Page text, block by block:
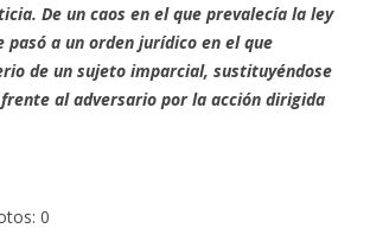
De un caos en el que prevalecía la ley
pasó a un orden jurídico en el que
de un sujeto imparcial, sustituyéndose
al adversario por la acción dirigida
0